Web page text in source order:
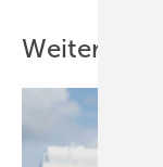
Weitere